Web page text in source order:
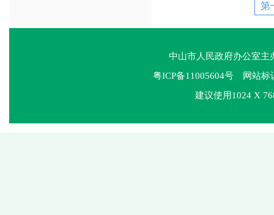
第
中山市人民政府办公室
粤ICP备11005604号 网站标
建议使用1024 X